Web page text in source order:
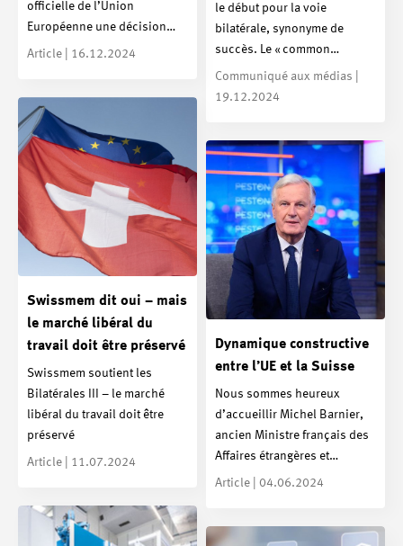
le début pour la voie
bilatérale, synonyme de
succès. Le « common…
Communiqué aux médias |
19.12.2024
officielle de l’Union
Européenne une décision…
Article | 16.12.2024
Swissmem dit oui – mais
le marché libéral du
travail doit être préservé
Swissmem soutient les
Bilatérales III – le marché
libéral du travail doit être
préservé
Article | 11.07.2024
Dynamique constructive
entre l’UE et la Suisse
Nous sommes heureux
d’accueillir Michel Barnier,
ancien Ministre français des
Affaires étrangères et…
Article | 04.06.2024